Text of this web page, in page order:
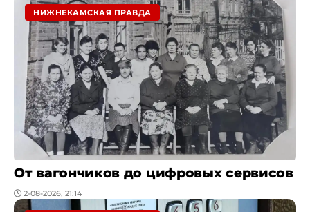
НИЖНЕКАМСКАЯ ПРАВДА
От вагончиков до цифровых сервисов
2-08-2026, 21:14